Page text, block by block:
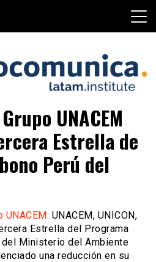
x LATAMUNACEM
Estrella de
Perú del
UNACEM: UNACEM, UNICON,
Estrella del Programa
del Ministerio del Ambiente
una reducción en su